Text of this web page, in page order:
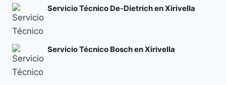
Servicio Técnico De-Dietrich en Xirivella
Servicio Técnico Bosch en Xirivella